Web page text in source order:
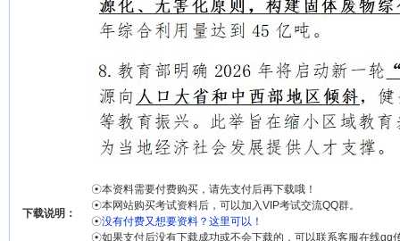
下载说明：
☉本资料需要付费购买，请先支付后再下载哦！
☉本网站购买考试资料后，可以加入VIP考试交流QQ群。
☉没有付费又想要资料？这里可以！
☉如果支付后没有下载成功或不会下载的，可以联系客服在线qq